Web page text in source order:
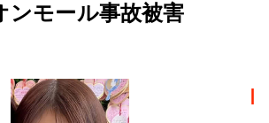
モール事故被害